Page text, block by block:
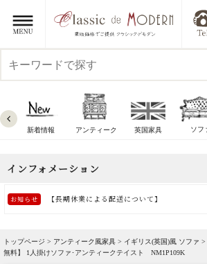
新着情報 アンティーク 英国家具 ソフ
トップページ > アンティーク風家具 > イギリス(英国)風 ソファ >
無料】 1人掛けソファ･アンティークテイスト NM1P109K